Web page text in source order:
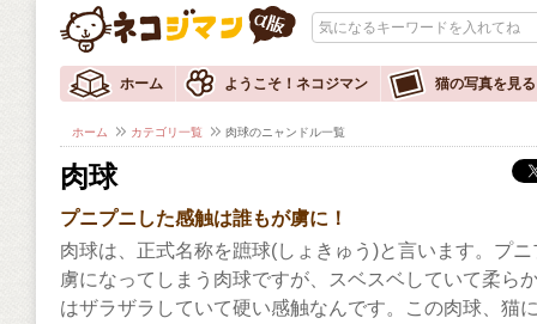
ホーム ようこそ！ネコジマン 猫の写真を見る
ホーム カテゴリ一覧 肉球のニャンドル一覧
肉球
プニプニした感触は誰もが虜に！
肉球は、正式名称を蹠球(しょきゅう)と言います。プ
虜になってしまう肉球ですが、スベスベしていて柔ら
はザラザラしていて硬い感触なんです。この肉球、猫